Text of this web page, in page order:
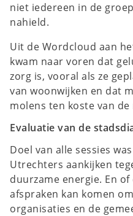
niet iedereen in de
nahield.
Uit de Wordcloud aan
kwam naar voren dat
zorg is, vooral als ze
van woonwijken en dat
molens ten koste van
Evaluatie van de
Doel van alle sessies
Utrechters aankijken
duurzame energie. En
afspraken kan komen
organisaties en de